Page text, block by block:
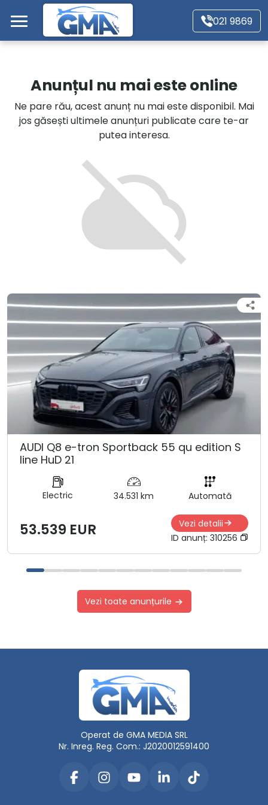
Mergi direct la conținutul principal
021 9869
Autoturisme
Motociclete
Autoutilitare
Alte tipuri vehicule
Anunțul nu mai este online
Ne pare rău, acest anunț nu mai este disponibil. Mai
jos găsești ultimele anunțuri publicate care te-ar
putea interesa.
AUDI Q8 e-tron Sportback 55 qu edition S
line HuD 21
Electric 34.531 km Automată
53.539 EUR
Vezi detalii
ID anunț: 310256
Vezi toate anunțurile
Operat de GMA MEDIA SRL
Nr. Inreg. Reg. Com.: J2020012591400